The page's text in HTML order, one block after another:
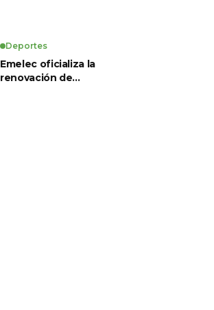
Deportes
Emelec oficializa la
renovación de